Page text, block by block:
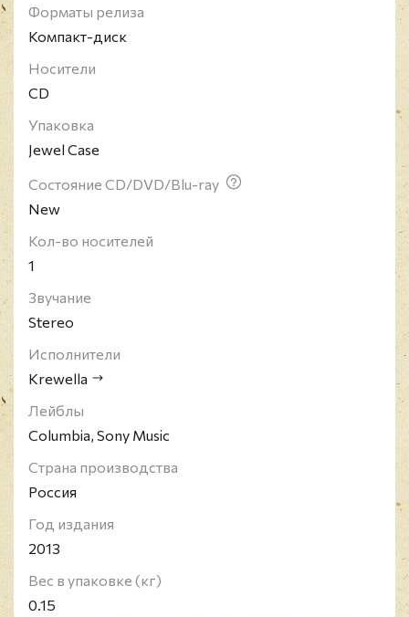
Форматы релиза
Компакт-диск
Носители
CD
Упаковка
Jewel Case
Состояние CD/DVD/Blu-ray
New
Кол-во носителей
1
Звучание
Stereo
Исполнители
Krewella
Лейблы
Columbia, Sony Music
Страна производства
Россия
Год издания
2013
Вес в упаковке (кг)
0.15